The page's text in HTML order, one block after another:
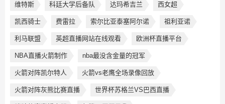
维特斯 科廷大学后备队 达玛希吉兰 西女超
凯西骑士 费雷拉 索尔比亚泰塞阿尔诺 祖利亚诺
利马联盟 英超直播网站在线观看 欧洲杯直播平台
NBA直播火箭制作 nba最没含金量的冠军
火箭对阵凯尔特人 火箭vs老鹰全场录像回放
火箭对阵灰熊比赛直播 世界杯苏格兰VS巴西直播